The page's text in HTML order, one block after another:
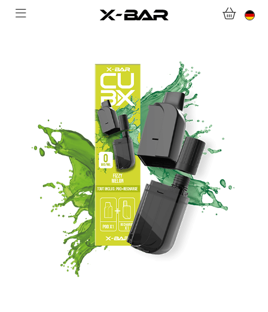
KONTAKTIERE UNS.
WERDEN SIE X-BAR-GROSSHÄNDLER
MEIN KONTO